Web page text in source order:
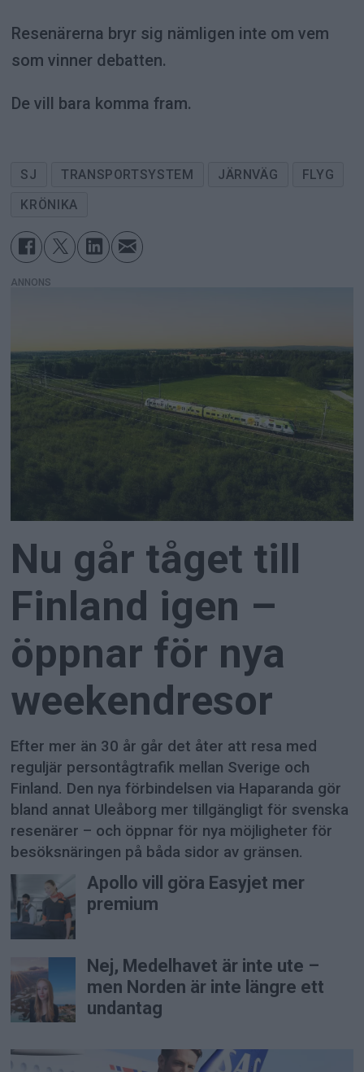
Resenärerna bryr sig nämligen inte om vem
som vinner debatten.
De vill bara komma fram.
SJ TRANSPORTSYSTEM JÄRNVÄG
FLYG
KRÖNIKA
ANNONS
Nu går tåget till
Finland igen –
öppnar för nya
weekendresor
Efter mer än 30 år går det åter att resa med
reguljär persontågtrafik mellan Sverige och
Finland. Den nya förbindelsen via Haparanda gör
bland annat Uleåborg mer tillgängligt för svenska
resenärer – och öppnar för nya möjligheter för
besöksnäringen på båda sidor av gränsen.
Apollo vill göra Easyjet mer
premium
Nej, Medelhavet är inte ute –
men Norden är inte längre ett
undantag